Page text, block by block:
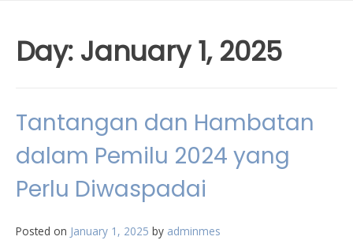
Day: January 1, 2025
Tantangan dan Hambatan
dalam Pemilu 2024 yang
Perlu Diwaspadai
Posted on January 1, 2025 by adminmes